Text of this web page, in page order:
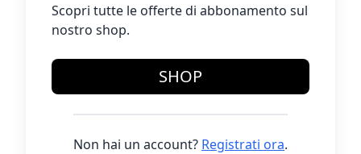
Scopri tutte le offerte di abbonamento sul
nostro shop.
SHOP
Non hai un account? Registrati ora.